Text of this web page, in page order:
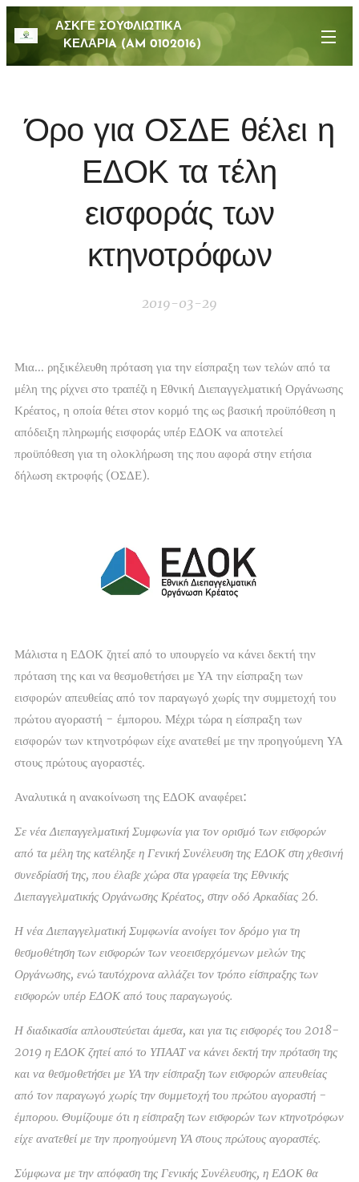
ΑΣΚΓΕ ΣΟΥΦΛΙΩΤΙΚΑ
ΚΕΛΑΡΙA (AM 0102016)
Όρο για ΟΣΔΕ θέλει η
ΕΔΟΚ τα τέλη
εισφοράς των
κτηνοτρόφων
2019-03-29
Μια... ρηξικέλευθη πρόταση για την είσπραξη των τελών από τα
μέλη της ρίχνει στο τραπέζι η Εθνική Διεπαγγελματική Οργάνωσης
Κρέατος, η οποία θέτει στον κορμό της ως βασική προϋπόθεση η
απόδειξη πληρωμής εισφοράς υπέρ ΕΔΟΚ να αποτελεί
προϋπόθεση για τη ολοκλήρωση της που αφορά στην ετήσια
δήλωση εκτροφής (ΟΣΔΕ).
Μάλιστα η ΕΔΟΚ ζητεί από το υπουργείο να κάνει δεκτή την
πρόταση της και να θεσμοθετήσει με ΥΑ την είσπραξη των
εισφορών απευθείας από τον παραγωγό χωρίς την συμμετοχή του
πρώτου αγοραστή - έμπορου. Μέχρι τώρα η είσπραξη των
εισφορών των κτηνοτρόφων είχε ανατεθεί με την προηγούμενη ΥΑ
στους πρώτους αγοραστές.
Αναλυτικά η ανακοίνωση της ΕΔΟΚ αναφέρει:
Σε νέα Διεπαγγελματική Συμφωνία για τον ορισμό των εισφορών
από τα μέλη της κατέληξε η Γενική Συνέλευση της ΕΔΟΚ στη χθεσινή
συνεδρίασή της, που έλαβε χώρα στα γραφεία της Εθνικής
Διεπαγγελματικής Οργάνωσης Κρέατος, στην οδό Αρκαδίας 26.
Η νέα Διεπαγγελματική Συμφωνία ανοίγει τον δρόμο για τη
θεσμοθέτηση των εισφορών των νεοεισερχόμενων μελών της
Οργάνωσης, ενώ ταυτόχρονα αλλάζει τον τρόπο είσπραξης των
εισφορών υπέρ ΕΔΟΚ από τους παραγωγούς.
Η διαδικασία απλουστεύεται άμεσα, και για τις εισφορές του 2018-
2019 η ΕΔΟΚ ζητεί από το ΥΠΑΑΤ να κάνει δεκτή την πρόταση της
και να θεσμοθετήσει με ΥΑ την είσπραξη των εισφορών απευθείας
από τον παραγωγό χωρίς την συμμετοχή του πρώτου αγοραστή -
έμπορου. Θυμίζουμε ότι η είσπραξη των εισφορών των κτηνοτρόφων
είχε ανατεθεί με την προηγούμενη ΥΑ στους πρώτους αγοραστές.
Σύμφωνα με την απόφαση της Γενικής Συνέλευσης, η ΕΔΟΚ θα